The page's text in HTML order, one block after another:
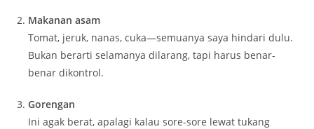
Makanan asam
Tomat, jeruk, nanas, cuka—semuanya saya hindari dulu.
Bukan berarti selamanya dilarang, tapi harus benar-
benar dikontrol.
Gorengan
Ini agak berat, apalagi kalau sore-sore lewat tukang